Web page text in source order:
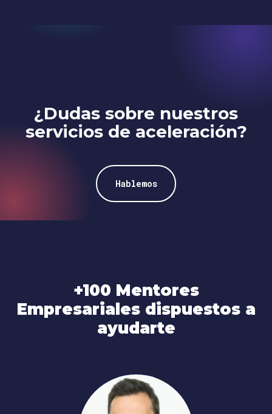
¿Dudas sobre nuestros
servicios de aceleración?
Hablemos
+100 Mentores
+100 Mentores
Empresariales dispuestos a
ayudarte